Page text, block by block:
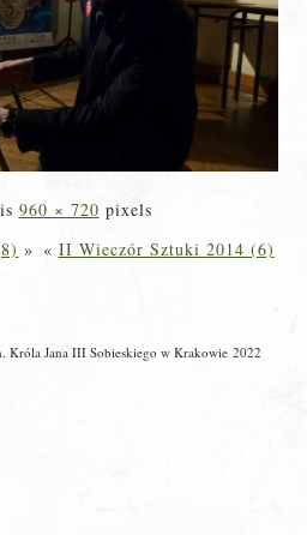
960 × 720 pixels
» « II Wieczór Sztuki 2014 (6)
Króla Jana III Sobieskiego w Krakowie 2022